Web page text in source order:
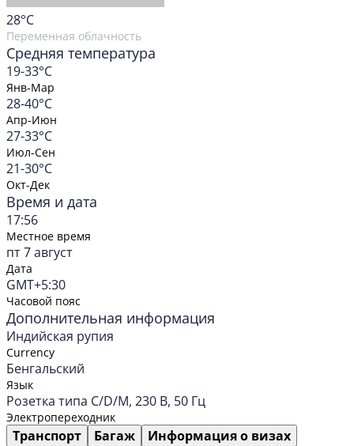
28°C
Переменная облачность
Средняя температура
19-33°C
Янв-Мар
28-40°C
Апр-Июн
27-33°C
Июл-Сен
21-30°C
Окт-Дек
Время и дата
17:56
Местное время
пт 7 август
Дата
GMT+5:30
Часовой пояс
Дополнительная информация
Индийская рупия
Currency
Бенгальский
Язык
Розетка типа C/D/M, 230 В, 50 Гц
Электропереходник
Транспорт Багаж
Информация о визах